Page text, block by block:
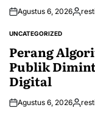
Agustus 6, 2026Posted
POSTED
UNCATEGORIZED
Perang
Publik
Digital
Agustus 6, 2026Posted